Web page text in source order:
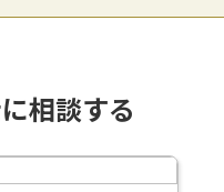
相談する